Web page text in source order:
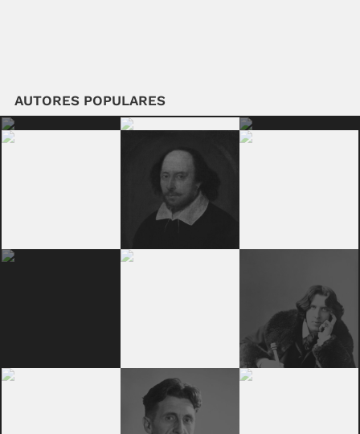
AUTORES POPULARES